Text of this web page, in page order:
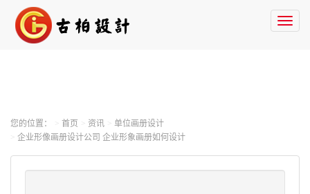
您的位置： 首页 资讯
单位画册设计
企业形像画册设计公司 企业形象画册如何设计